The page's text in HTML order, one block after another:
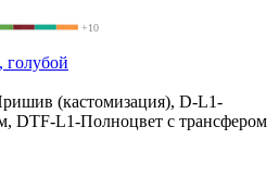
+10
голубой
(кастомизация), D-L1-
DTF-L1-Полноцвет с трансфером